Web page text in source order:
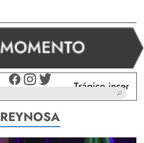
Trágico incendio en
REYNOSA